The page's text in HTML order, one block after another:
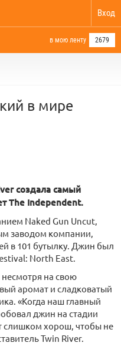
Вход
в мою ленту 2679
в мире
создала самый
The Independent.
Naked Gun Uncut,
заводом компании,
в 101 бутылку. Джин был
North East.
на свою
аромат и сладковатый
«Когда наш главный
джин на стадии
слишком хорош, чтобы не
Twin River.